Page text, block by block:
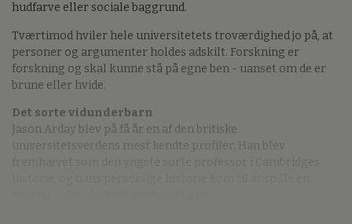
hudfarve eller sociale baggrund.
Tværtimod hviler hele universitetets troværdighed jo på, at
personer og argumenter holdes adskilt. Forskning er
forskning og skal kunne stå på egne ben - uanset om de er
brune eller hvide.
Det sorte vidunderbarn
Jason Arday blev på få år en af den britiske
universitetsverdens mest kendte profiler. Han blev